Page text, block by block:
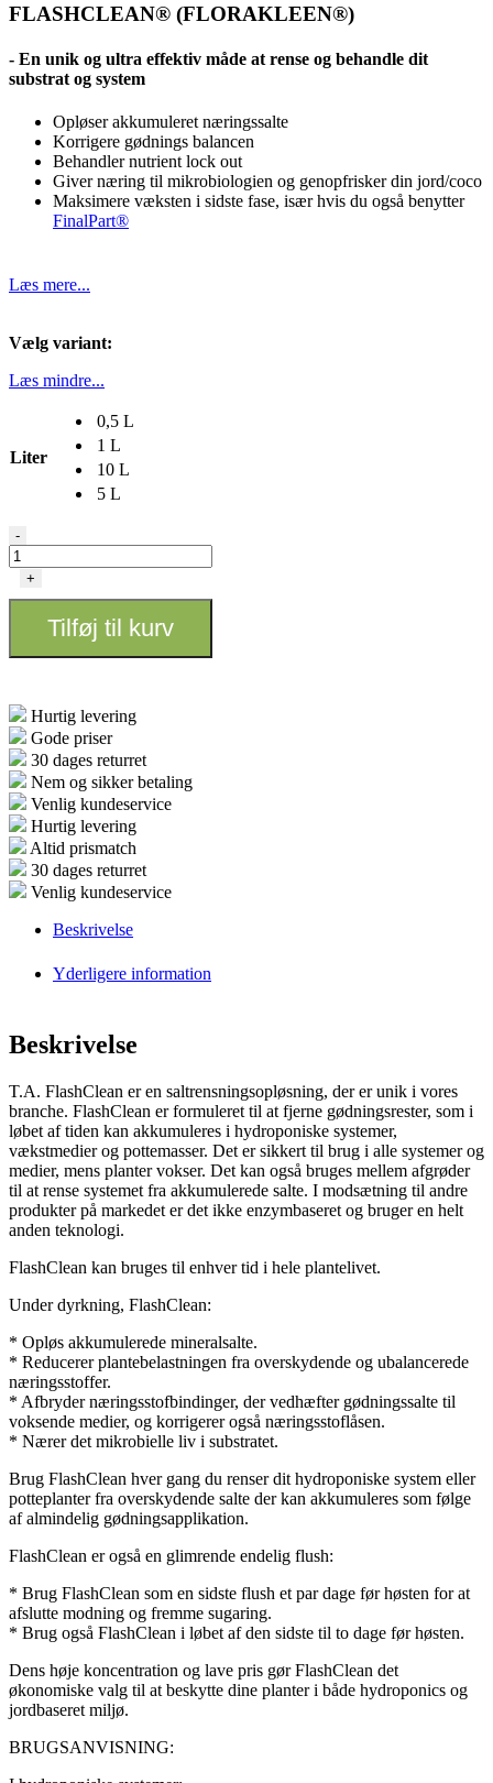
FLASHCLEAN® (FLORAKLEEN®)
- En unik og ultra effektiv måde at rense og behandle dit
substrat og system
Opløser akkumuleret næringssalte
Korrigere gødnings balancen
Behandler nutrient lock out
Giver næring til mikrobiologien og genopfrisker din jord/coco
Maksimere væksten i sidste fase, især hvis du også benytter
FinalPart®
Læs mere...
Vælg variant:
Læs mindre...
Liter
0,5 L
1 L
10 L
5 L
Terra
Aquatica
-
-
+
Tilføj til kurv
Hurtig levering
Gode priser
30 dages returret
Nem og sikker betaling
Venlig kundeservice
Hurtig levering
Altid prismatch
30 dages returret
Venlig kundeservice
Beskrivelse
Yderligere information
Beskrivelse
T.A. FlashClean er en saltrensningsopløsning, der er unik i vores
branche. FlashClean er formuleret til at fjerne gødningsrester, som i
løbet af tiden kan akkumuleres i hydroponiske systemer,
vækstmedier og pottemasser. Det er sikkert til brug i alle systemer og
medier, mens planter vokser. Det kan også bruges mellem afgrøder
til at rense systemet fra akkumulerede salte. I modsætning til andre
produkter på markedet er det ikke enzymbaseret og bruger en helt
anden teknologi.
FlashClean kan bruges til enhver tid i hele plantelivet.
Under dyrkning, FlashClean:
* Opløs akkumulerede mineralsalte.
* Reducerer plantebelastningen fra overskydende og ubalancerede
næringsstoffer.
* Afbryder næringsstofbindinger, der vedhæfter gødningssalte til
voksende medier, og korrigerer også næringsstoflåsen.
* Nærer det mikrobielle liv i substratet.
Brug FlashClean hver gang du renser dit hydroponiske system eller
potteplanter fra overskydende salte der kan akkumuleres som følge
af almindelig gødningsapplikation.
FlashClean er også en glimrende endelig flush:
* Brug FlashClean som en sidste flush et par dage før høsten for at
afslutte modning og fremme sugaring.
* Brug også FlashClean i løbet af den sidste til to dage før høsten.
Dens høje koncentration og lave pris gør FlashClean det
økonomiske valg til at beskytte dine planter i både hydroponics og
jordbaseret miljø.
BRUGSANVISNING: